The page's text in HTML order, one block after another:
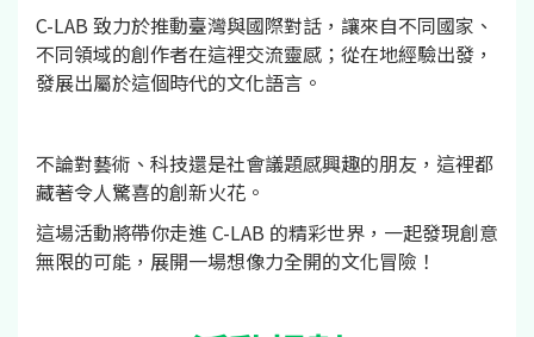
C-LAB 致力於推動臺灣與國際對話，讓來自不同國家、
不同領域的創作者在這裡交流靈感；從在地經驗出發，
發展出屬於這個時代的文化語言。
不論對藝術、科技還是社會議題感興趣的朋友，這裡都
藏著令人驚喜的創新火花。
這場活動將帶你走進 C-LAB 的精彩世界，一起發現創意
無限的可能，展開一場想像力全開的文化冒險！